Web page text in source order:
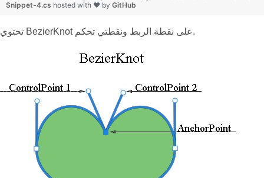
Snippet-4.cs hosted with ❤ by GitHub
تحتوي BezierKnot على نقطة الربط ونقطتي تحكم.